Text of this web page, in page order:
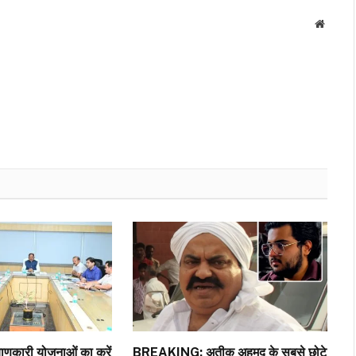
योजनाओं का करें BREAKING: अतीक अहमद के सबसे छोटे